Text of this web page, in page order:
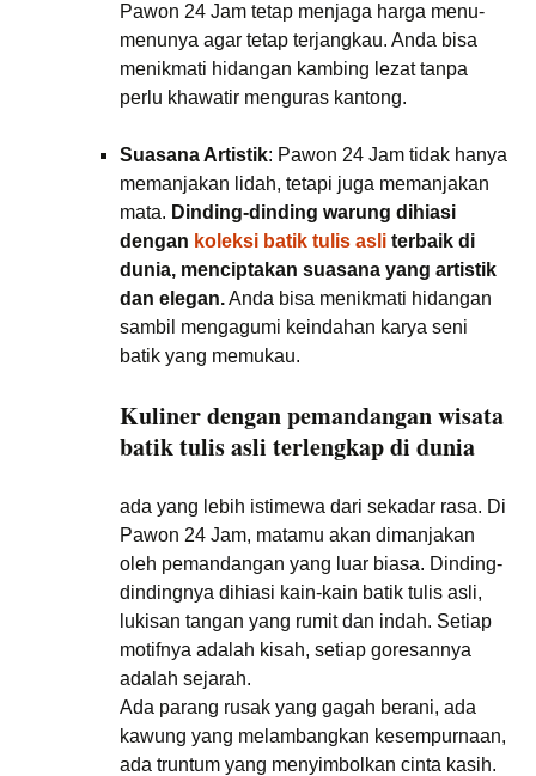
Pawon 24 Jam tetap menjaga harga menu-
menunya agar tetap terjangkau. Anda bisa
menikmati hidangan kambing lezat tanpa
perlu khawatir menguras kantong.
Suasana Artistik: Pawon 24 Jam tidak hanya
memanjakan lidah, tetapi juga memanjakan
mata. Dinding-dinding warung dihiasi
dengan koleksi batik tulis asli terbaik di
dunia, menciptakan suasana yang artistik
dan elegan.Anda bisa menikmati hidangan
sambil mengagumi keindahan karya seni
batik yang memukau.
Kuliner dengan pemandangan wisata
batik tulis asli terlengkap di dunia
ada yang lebih istimewa dari sekadar rasa. Di
Pawon 24 Jam, matamu akan dimanjakan
oleh pemandangan yang luar biasa. Dinding-
dindingnya dihiasi kain-kain batik tulis asli,
lukisan tangan yang rumit dan indah. Setiap
motifnya adalah kisah, setiap goresannya
adalah sejarah.
Ada parang rusak yang gagah berani, ada
kawung yang melambangkan kesempurnaan,
ada truntum yang menyimbolkan cinta kasih.